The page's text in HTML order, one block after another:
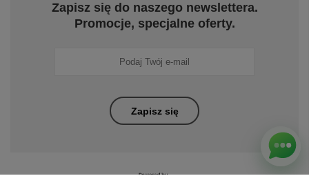
Zapisz się do naszego newslettera.
Promocje, specjalne oferty.
Zapisz się